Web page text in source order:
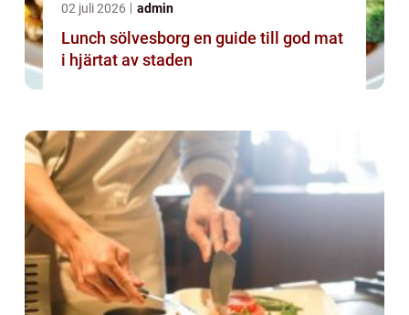
02 juli 2026 admin
Lunch sölvesborg en guide till god mat
i hjärtat av staden